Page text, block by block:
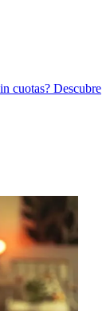
cuotas? Descubre